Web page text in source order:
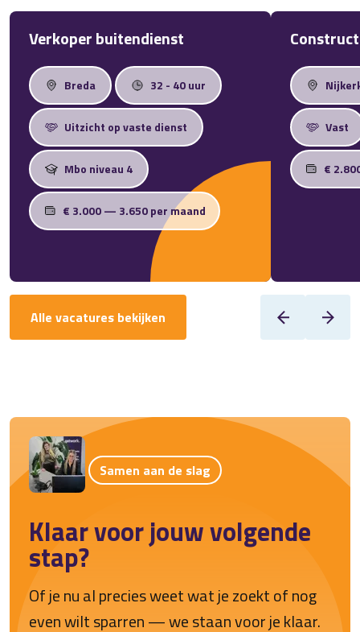
Verkoper buitendienst
Breda 32 - 40 uur
Uitzicht op vaste dienst
Mbo niveau 4
€ 3.000 — 3.650 per maand
Vast
€
Alle vacatures bekijken
Samen aan de slag
Klaar voor jouw volgende
stap?
Of je nu al precies weet wat je zoekt of nog
even wilt sparren — we staan voor je klaar.